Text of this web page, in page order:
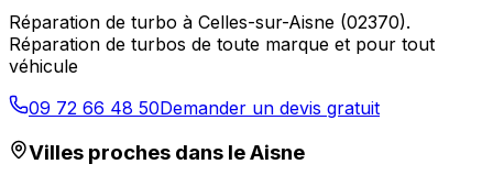
Réparation de turbo à Celles-sur-Aisne (02370).
Réparation de turbos de toute marque et pour tout
véhicule
09 72 66 48 50Demander un devis gratuit
Villes proches dans leAisne